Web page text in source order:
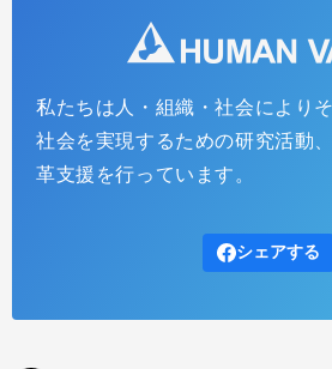
Web労政時報 第7回：経営陣と
～これからの人事・人材開発の
～（全12回）
私たちは人・組織・社会により
社会を実現するための研究活動
革支援を行っています。
シェアする